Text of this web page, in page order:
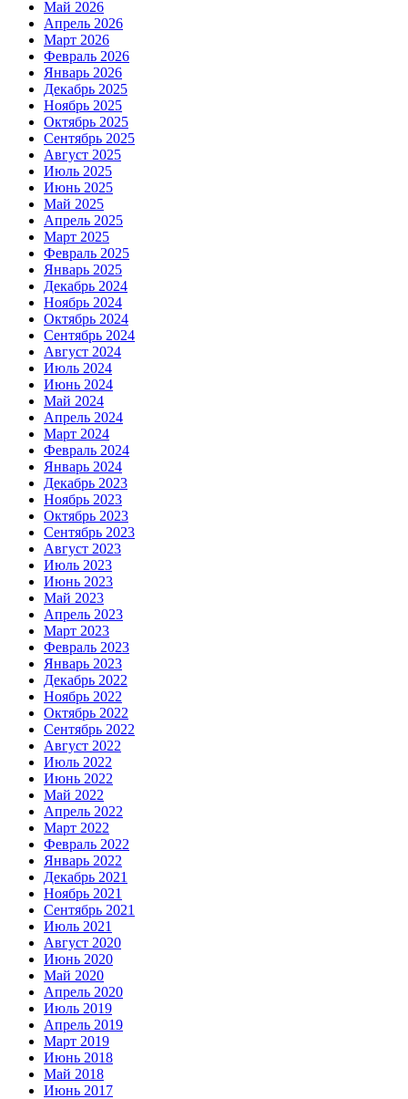
Май 2026
Апрель 2026
Март 2026
Февраль 2026
Январь 2026
Декабрь 2025
Ноябрь 2025
Октябрь 2025
Сентябрь 2025
Август 2025
Июль 2025
Июнь 2025
Май 2025
Апрель 2025
Март 2025
Февраль 2025
Январь 2025
Декабрь 2024
Ноябрь 2024
Октябрь 2024
Сентябрь 2024
Август 2024
Июль 2024
Июнь 2024
Май 2024
Апрель 2024
Март 2024
Февраль 2024
Январь 2024
Декабрь 2023
Ноябрь 2023
Октябрь 2023
Сентябрь 2023
Август 2023
Июль 2023
Июнь 2023
Май 2023
Апрель 2023
Март 2023
Февраль 2023
Январь 2023
Декабрь 2022
Ноябрь 2022
Октябрь 2022
Сентябрь 2022
Август 2022
Июль 2022
Июнь 2022
Май 2022
Апрель 2022
Март 2022
Февраль 2022
Январь 2022
Декабрь 2021
Ноябрь 2021
Сентябрь 2021
Июль 2021
Август 2020
Июнь 2020
Май 2020
Апрель 2020
Июль 2019
Апрель 2019
Март 2019
Июнь 2018
Май 2018
Июнь 2017